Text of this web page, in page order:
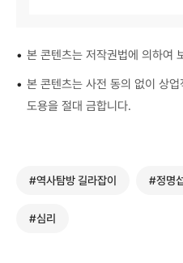
• 본 콘텐츠는 저작권법에 의하여
• 본 콘텐츠는 사전 동의 없이 상
도용을 절대 금합니다.
#역사탐방 길라잡이 #정명
#심리